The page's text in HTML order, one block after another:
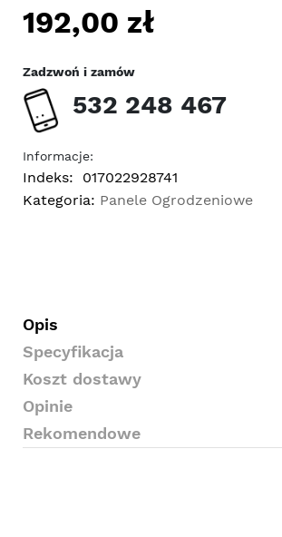
192,00 zł
Zadzwoń i zamów
532 248 467
Informacje:
Indeks:
017022928741
Kategoria: Panele Ogrodzeniowe
Opis
Specyfikacja
Koszt dostawy
Opinie
Rekomendowe